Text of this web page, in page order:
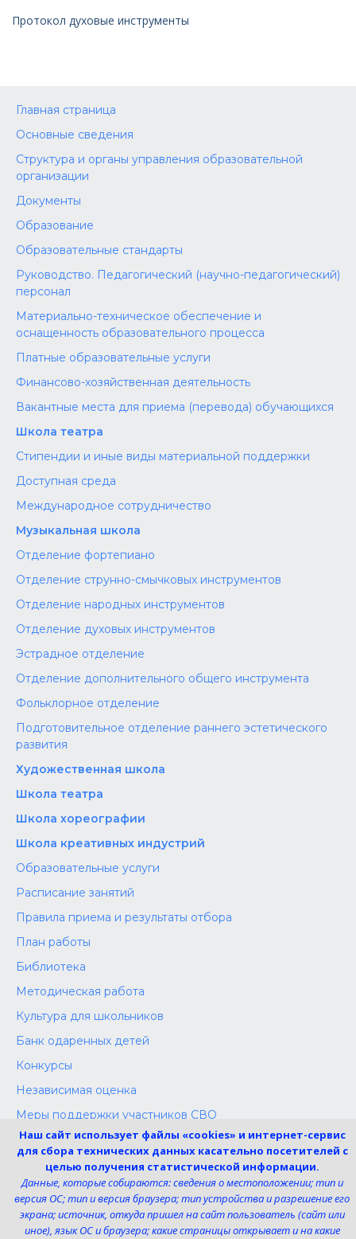
Протокол духовые инструменты
Главная страница
Основные сведения
Структура и органы управления образовательной
организации
Документы
Образование
Образовательные стандарты
Руководство. Педагогический (научно-педагогический)
персонал
Материально-техническое обеспечение и
оснащенность образовательного процесса
Платные образовательные услуги
Финансово-хозяйственная деятельность
Вакантные места для приема (перевода) обучающихся
Школа театра
Стипендии и иные виды материальной поддержки
Доступная среда
Международное сотрудничество
Музыкальная школа
Отделение фортепиано
Отделение струнно-смычковых инструментов
Отделение народных инструментов
Отделение духовых инструментов
Эстрадное отделение
Отделение дополнительного общего инструмента
Фольклорное отделение
Подготовительное отделение раннего эстетического
развития
Художественная школа
Школа‌‌‌‌ театра
Школа хореографии
Школа креативных индустрий
Образовательные услуги
Расписание занятий
Правила приема и результаты отбора
План работы
Библиотека
Методическая работа
Культура для школьников
Банк одаренных детей
Конкурсы
Независимая оценка
Меры поддержки участников СВО
Телефон:
8 (4725) 240725
Электронная почта:
uk-dshi1@belgov.ru
Мы в социальных сетях
Наш сайт использует файлы «cookies» и интернет-сервис
для сбора технических данных касательно посетителей с
целью получения статистической информации.
Данные, которые собираются: сведения о местоположении; тип и
версия ОС; тип и версия браузера; тип устройства и разрешение его
экрана; источник, откуда пришел на сайт пользователь (сайт или
иное), язык ОС и браузера; какие страницы открывает и на какие